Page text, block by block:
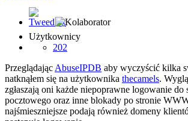
Użytkownicy
202
Przeglądając AbuseIPDB aby wyczyścić kilka
natknąłem się na użytkownika thecamels.
zgłaszają oni każde niepoprawne logowanie do
pocztowego oraz inne blokady po stronie
najśmieszniejsze podają również domeny